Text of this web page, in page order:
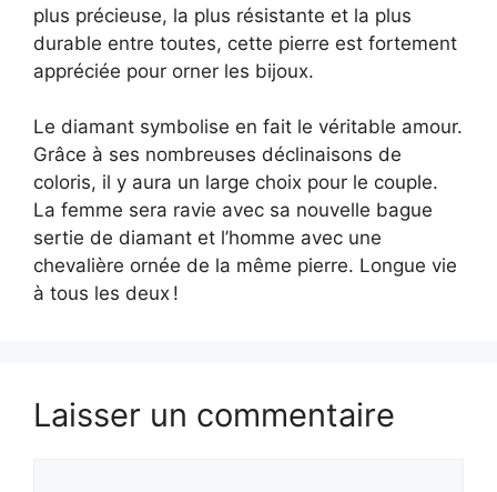
plus précieuse, la plus résistante et la plus
durable entre toutes, cette pierre est fortement
appréciée pour orner les bijoux.
Le diamant symbolise en fait le véritable amour.
Grâce à ses nombreuses déclinaisons de
coloris, il y aura un large choix pour le couple.
La femme sera ravie avec sa nouvelle bague
sertie de diamant et l’homme avec une
chevalière ornée de la même pierre. Longue vie
à tous les deux !
Laisser un commentaire